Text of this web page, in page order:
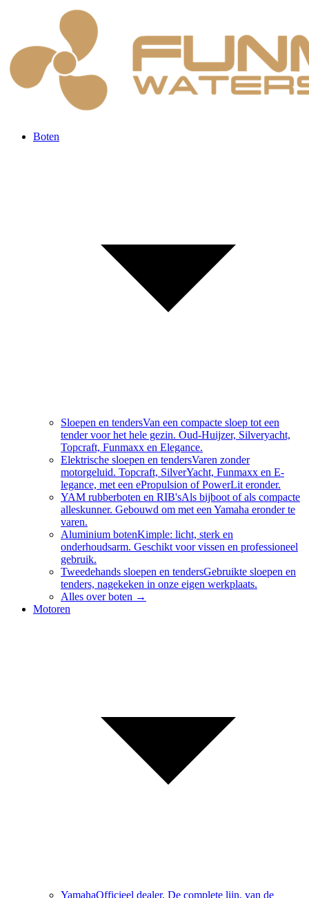
Boten
Sloepen en tendersVan een compacte sloep tot een
tender voor het hele gezin. Oud-Huijzer, Silveryacht,
Topcraft, Funmaxx en Elegance.
Elektrische sloepen en tendersVaren zonder
motorgeluid. Topcraft, SilverYacht, Funmaxx en E-
legance, met een ePropulsion of PowerLit eronder.
YAM rubberboten en RIB'sAls bijboot of als compacte
alleskunner. Gebouwd om met een Yamaha eronder te
varen.
Aluminium botenKimple: licht, sterk en
onderhoudsarm. Geschikt voor vissen en professioneel
gebruik.
Tweedehands sloepen en tendersGebruikte sloepen en
tenders, nagekeken in onze eigen werkplaats.
Alles overboten →
Motoren
YamahaOfficieel dealer. De complete lijn, van de